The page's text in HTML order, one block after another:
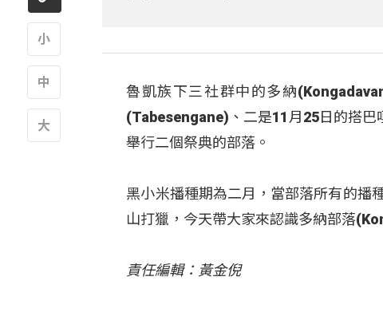
魯凱族下三社群中的多納
(Tabesengane)、二是11月25日的搭
舉行二個祭典的部落。
黑小米播種期為二月，當部落所有的
山打獵，今天帶大家來認識多納部落
責任編輯：黃金倪